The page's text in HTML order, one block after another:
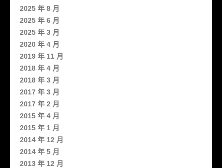
2025 年 8 月
2025 年 6 月
2025 年 3 月
2020 年 4 月
2019 年 11 月
2018 年 4 月
2018 年 3 月
2017 年 3 月
2017 年 2 月
2015 年 4 月
2015 年 1 月
2014 年 12 月
2014 年 5 月
2013 年 12 月